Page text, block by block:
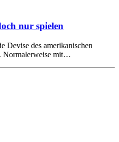
nur spielen
Devise des amerikanischen
Normalerweise mit…